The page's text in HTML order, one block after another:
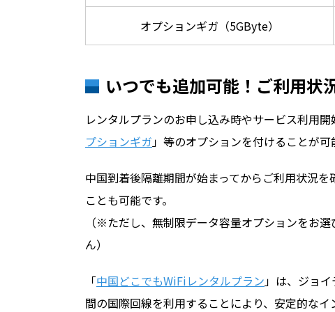
オプションギガ（5GByte）
いつでも追加可能！ご利用状
レンタルプランのお申し込み時やサービス利用
プションギガ」等のオプションを付けることが可
中国到着後隔離期間が始まってからご利用状況
ことも可能です。
（※ただし、無制限データ容量オプションをお
ん）
「中国どこでもWiFiレンタルプラン」は、ジョ
間の国際回線を利用することにより、安定的な